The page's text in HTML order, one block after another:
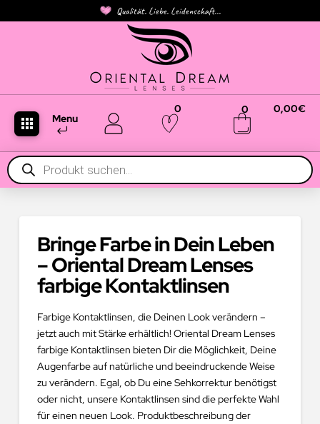
Qualität. Liebe. Leidenschaft...
Menu
0 0 0,00€
Products
search
Bringe Farbe in Dein Leben
– Oriental Dream Lenses
farbige Kontaktlinsen
Farbige Kontaktlinsen, die Deinen Look verändern –
jetzt auch mit Stärke erhältlich! Oriental Dream Lenses
farbige Kontaktlinsen bieten Dir die Möglichkeit, Deine
Augenfarbe auf natürliche und beeindruckende Weise
zu verändern. Egal, ob Du eine Sehkorrektur benötigst
oder nicht, unsere Kontaktlinsen sind die perfekte Wahl
für einen neuen Look. Produktbeschreibung der